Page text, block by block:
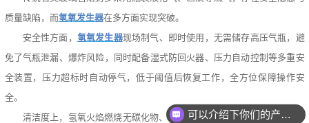
质量缺陷，而氢氧发生器在多方面实现突破。
安全性方面， 氢氧发生器现场制气、即时使用，无需储存高压气瓶，避
免了气瓶泄漏、爆炸风险，同时配备湿式防回火器、压力自动控制等多重安
全装置，压力超标时自动停气，低于阈值后恢复工作，全方位保障操作安
全。
清洁度上，氢氧火焰燃烧无碳化物、一氧化碳、氮氧化物等有害产物，
可以介绍下你们的产品么